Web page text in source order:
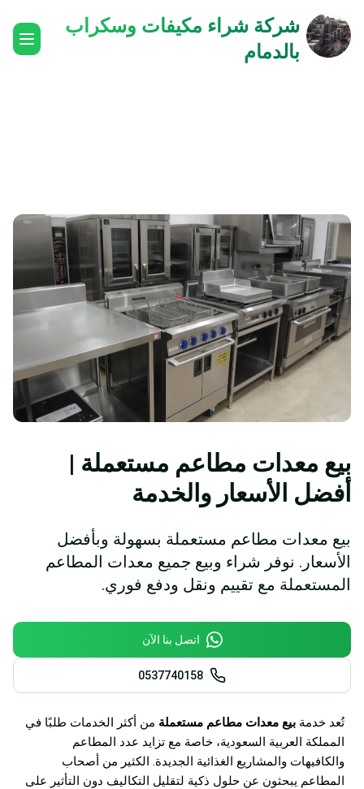
شركة شراء مكيفات وسكراب
بالدمام
بيع معدات مطاعم مستعملة |
أفضل الأسعار والخدمة
بيع معدات مطاعم مستعملة بسهولة وبأفضل
الأسعار. نوفر شراء وبيع جميع معدات المطاعم
المستعملة مع تقييم ونقل ودفع فوري.
اتصل بنا الآن
0537740158
تُعد خدمة بيع معدات مطاعم مستعملة من أكثر الخدمات طلبًا في
المملكة العربية السعودية، خاصة مع تزايد عدد المطاعم
والكافيهات والمشاريع الغذائية الجديدة. الكثير من أصحاب
المطاعم يبحثون عن حلول ذكية لتقليل التكاليف دون التأثير على